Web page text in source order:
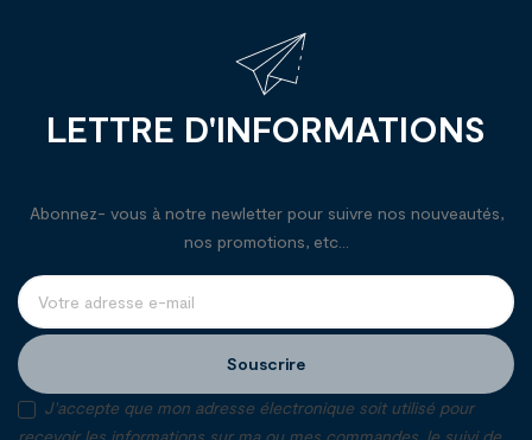
LETTRE D'INFORMATIONS
Abonnez- vous à notre newletter pour suivre nos nouveautés,
nos promotions, etc...
Souscrire
J'accepte que mon adresse électronique soit utilisé pour